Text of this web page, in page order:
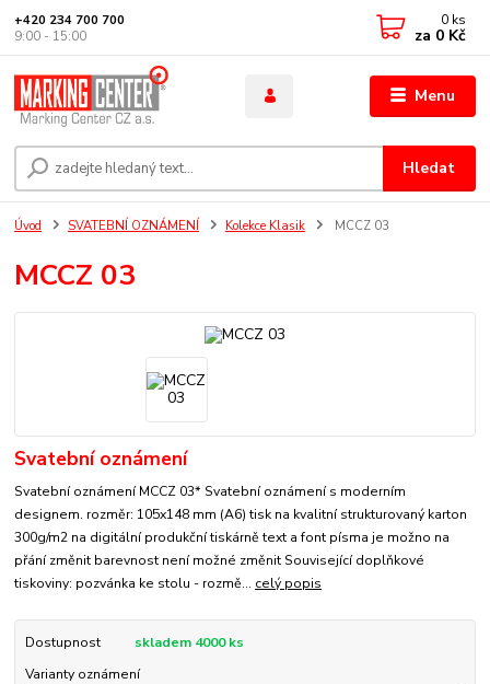
Menu
Hledat
+420 234 700 700
9:00 - 15:00
0 ks
za 0 Kč
Úvod SVATEBNÍ OZNÁMENÍ Kolekce Klasik MCCZ 03
MCCZ 03
Svatební oznámení
Svatební oznámení MCCZ 03* Svatební oznámení s moderním
designem. rozměr: 105x148 mm (A6) tisk na kvalitní strukturovaný karton
300g/m2 na digitální produkční tiskárně text a font písma je možno na
přání změnit barevnost není možné změnit Související doplňkové
tiskoviny: pozvánka ke stolu - rozmě... celý popis
Dostupnost
skladem 4000 ks
Varianty oznámení